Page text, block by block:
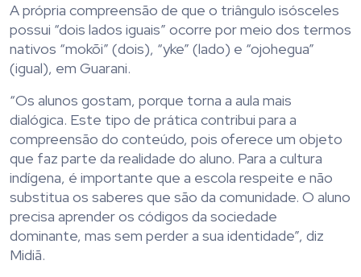
A própria compreensão de que o triângulo isósceles
possui “dois lados iguais” ocorre por meio dos termos
nativos “mokõi” (dois), “yke” (lado) e “ojohegua”
(igual), em Guarani.
“Os alunos gostam, porque torna a aula mais
dialógica. Este tipo de prática contribui para a
compreensão do conteúdo, pois oferece um objeto
que faz parte da realidade do aluno. Para a cultura
indígena, é importante que a escola respeite e não
substitua os saberes que são da comunidade. O aluno
precisa aprender os códigos da sociedade
dominante, mas sem perder a sua identidade”, diz
Midiã.